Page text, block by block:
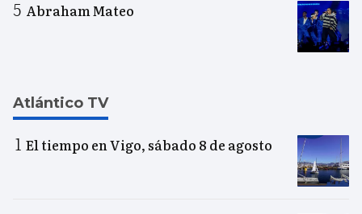
Abraham Mateo
Atlántico TV
El tiempo en Vigo, sábado 8 de agosto